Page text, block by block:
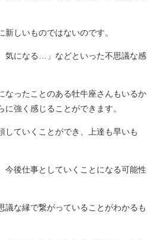
しいものではないのです。
気になる…」などといった不思議な感
なったことのある牡牛座さんもいるか
に強く感じることができます。
していくことができ、上達も早いも
今後仕事としていくことになる可能性
議な縁で繋がっていることがわかるも